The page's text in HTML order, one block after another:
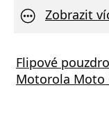
Zobrazit
Flipové
Motorola Moto